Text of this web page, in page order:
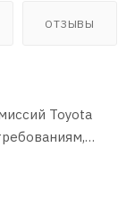
ОТЗЫВЫ
Toyota